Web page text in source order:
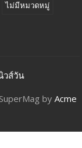
ไม่มีหมวดหมู่
วส์วัน
by Acme